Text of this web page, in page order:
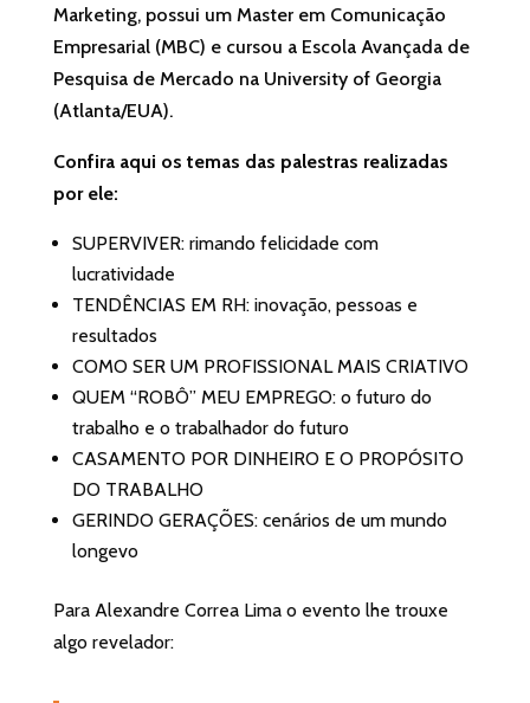
Marketing, possui um Master em Comunicação
Empresarial (MBC) e cursou a Escola Avançada de
Pesquisa de Mercado na University of Georgia
(Atlanta/EUA).
Confira aqui os temas das palestras realizadas
por ele:
SUPERVIVER: rimando felicidade com
lucratividade
TENDÊNCIAS EM RH: inovação, pessoas e
resultados
COMO SER UM PROFISSIONAL MAIS CRIATIVO
QUEM “ROBÔ” MEU EMPREGO: o futuro do
trabalho e o trabalhador do futuro
CASAMENTO POR DINHEIRO E O PROPÓSITO
DO TRABALHO
GERINDO GERAÇÕES: cenários de um mundo
longevo
Para Alexandre Correa Lima o evento lhe trouxe
algo revelador: